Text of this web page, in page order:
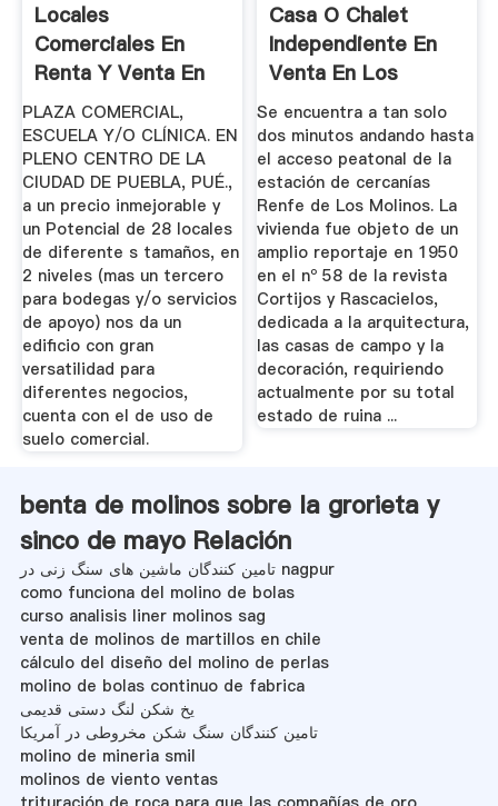
Locales
Comerciales En
Renta Y Venta En
Puebla ...
PLAZA COMERCIAL,
ESCUELA Y/O CLÍNICA. EN
PLENO CENTRO DE LA
CIUDAD DE PUEBLA, PUÉ.,
a un precio inmejorable y
un Potencial de 28 locales
de diferente s tamaños, en
2 niveles (mas un tercero
para bodegas y/o servicios
de apoyo) nos da un
edificio con gran
versatilidad para
diferentes negocios,
cuenta con el de uso de
suelo comercial.
Casa O Chalet
Independiente En
Venta En Los
Molinos, Zona ...
Se encuentra a tan solo
dos minutos andando hasta
el acceso peatonal de la
estación de cercanías
Renfe de Los Molinos. La
vivienda fue objeto de un
amplio reportaje en 1950
en el nº 58 de la revista
Cortijos y Rascacielos,
dedicada a la arquitectura,
las casas de campo y la
decoración, requiriendo
actualmente por su total
estado de ruina ...
benta de molinos sobre la grorieta y
sinco de mayo Relación
تامین کنندگان ماشین های سنگ زنی در nagpur
como funciona del molino de bolas
curso analisis liner molinos sag
venta de molinos de martillos en chile
cálculo del diseño del molino de perlas
molino de bolas continuo de fabrica
یخ شکن لنگ دستی قدیمی
تامین کنندگان سنگ شکن مخروطی در آمریکا
molino de mineria smil
molinos de viento ventas